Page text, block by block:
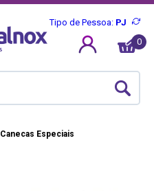
Tipo de Pessoa: PJ
0
Canecas Especiais